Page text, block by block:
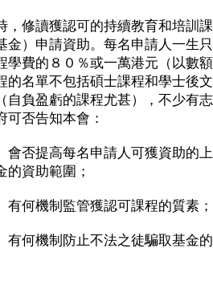
修讀獲認可的持續教育和培訓課
金）申請資助。每名申請人一生
學費的８０％或一萬港元（以數
的名單不包括碩士課程和學士後
自負盈虧的課程尤甚），不少有
可否告知本會：
會否提高每名申請人可獲資助的
的資助範圍；
有何機制監管獲認可課程的質素
有何機制防止不法之徒騙取基金